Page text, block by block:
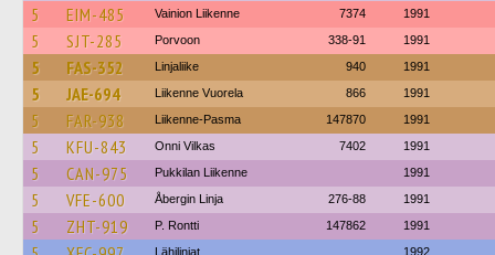
5 EIM-485 Vainion Liikenne 7374 1991
5 SJT-285 Porvoon 338-91 1991
5 FAS-352 Linjaliike 940 1991
5 JAE-694 Liikenne Vuorela 866 1991
5 FAR-938 Liikenne-Pasma 147870 1991
5 KFU-843 Onni Vilkas 7402 1991
5 CAN-975 Pukkilan Liikenne 1991
5 VFE-600 Åbergin Linja 276-88 1991
5 ZHT-919 P. Rontti 147862 1991
Lähilinjat 1992